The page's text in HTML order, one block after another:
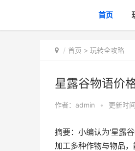
首页
首页 > 玩转全攻略
星露谷物语价
作者： admin • 更新时
摘要：小编认为‘星露
加工多种作物与物品